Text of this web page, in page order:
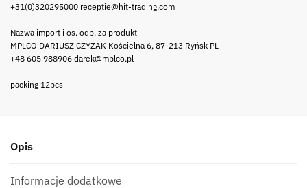
+31(0)320295000 receptie@hit-trading.com
Nazwa import i os. odp. za produkt
MPLCO DARIUSZ CZYŻAK Kościelna 6, 87-213 Ryńsk PL
+48 605 988906 darek@mplco.pl
packing 12pcs
Opis
Informacje dodatkowe